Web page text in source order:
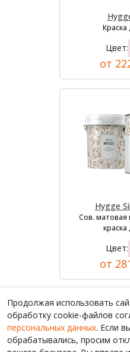
Краска
Цвет:
от
Hygge
Сов. матовая
краска
Цвет:
от
Продолжая использовать
обработку cookie-файлов
персональных данных. Если
обрабатывались, просим